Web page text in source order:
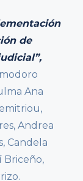
de
Ana
Andrea
Candela
Briceño,